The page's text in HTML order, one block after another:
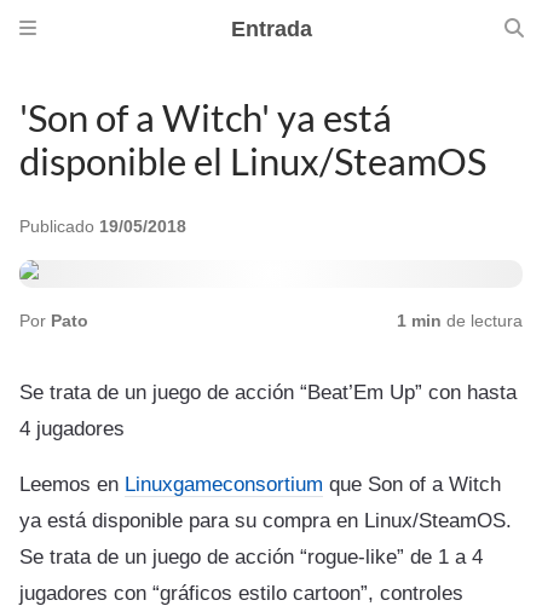
Entrada
'Son of a Witch' ya está
disponible el Linux/SteamOS
Publicado 19/05/2018
Por Pato 1 min de lectura
Se trata de un juego de acción “Beat’Em Up” con hasta
4 jugadores
Leemos en Linuxgameconsortium que Son of a Witch
ya está disponible para su compra en Linux/SteamOS.
Se trata de un juego de acción “rogue-like” de 1 a 4
jugadores con “gráficos estilo cartoon”, controles